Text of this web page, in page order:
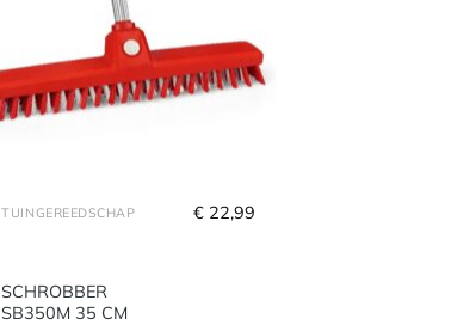
TUINGEREEDSCHAP
SCHROBBER
SB350M 35 CM
€ 22,99